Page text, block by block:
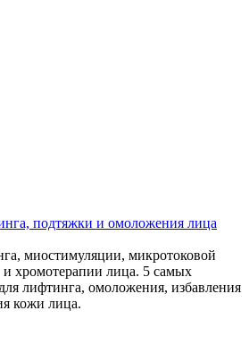
подтяжки и омоложения лица
миостимуляции, микротоковой
хромотерапии лица. 5 самых
лифтинга, омоложения, избавления
кожи лица.